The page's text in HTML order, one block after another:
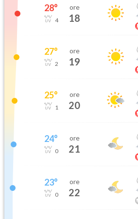
28°
4
ore
18
27°
2
ore
19
25°
1
ore
20
24°
0
ore
21
23°
0
ore
22